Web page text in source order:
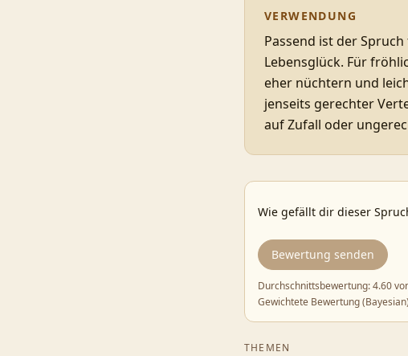
VERWENDUNG
Passend ist der
Lebensglück. Für
eher nüchtern und
jenseits gerechter
auf Zufall oder
Wie gefällt dir dieser
Bewertung senden
Durchschnittsbewertung:4.60
Gewichtete Bewertung
THEMEN